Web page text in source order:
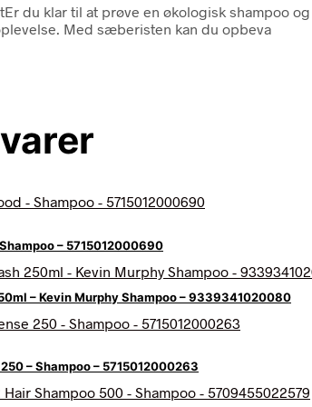
du klar til at prøve en økologisk shampoo
Med sæberisten kan du opbeva
– 5715012000690
– Kevin Murphy Shampoo – 9339341020080
– Shampoo – 5715012000263